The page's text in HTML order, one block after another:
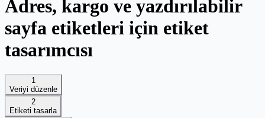
Adres, kargo ve yazdırılabilir
sayfa etiketleri için etiket
tasarımcısı
1
Veriyi düzenle
2
Etiketi tasarla